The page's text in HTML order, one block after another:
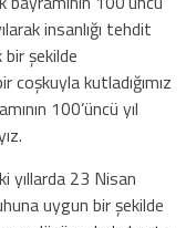
insanlığı tehdit
bir şekilde
coşkuyla kutladığımız
100’üncü yıl
yıllarda 23 Nisan
uygun bir şekilde